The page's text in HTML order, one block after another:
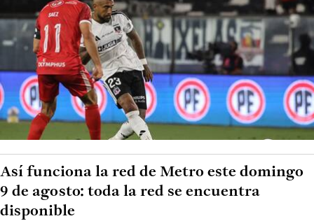
Así funciona la red de Metro este domingo
9 de agosto: toda la red se encuentra
disponible